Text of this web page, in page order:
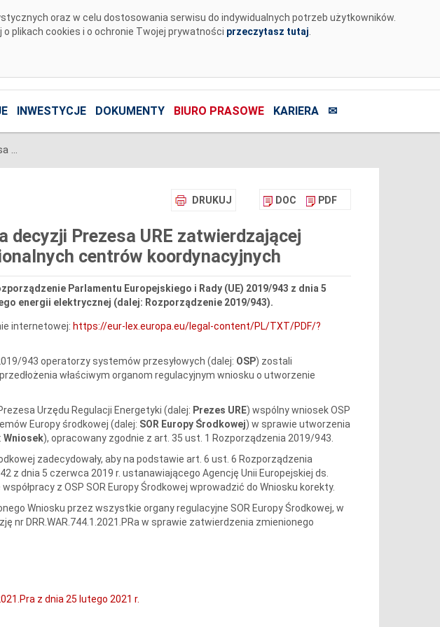
oraz w celu dostosowania serwisu do indywidualnych potrzeb użytkowników.
plikach cookies i o ochronie Twojej prywatności przeczytasz tutaj
INWESTYCJE DOKUMENTY BIURO PRASOWE KARIERA ✉
Informacja OSP dotycząca decyzji Prezesa URE zatwierdzającej wniosek o utworzenie regionalnych centrów koordynacyjnych
DRUKUJ DOC PDF
decyzji Prezesa URE zatwierdzającej
centrów koordynacyjnych
Parlamentu Europejskiego i Rady (UE) 2019/943 z dnia 5
energii elektrycznej (dalej: Rozporządzenie 2019/943).
internetowej: https://eur-lex.europa.eu/legal-content/PL/TXT/PDF/?
943 operatorzy systemów przesyłowych (dalej: OSP) zostali
właściwym organom regulacyjnym wniosku o utworzenie
Urzędu Regulacji Energetyki (dalej: Prezes URE) wspólny wniosek OSP
Europy środkowej (dalej: SOR Europy Środkowej) w sprawie utworzenia
Wniosek), opracowany zgodnie z art. 35 ust. 1 Rozporządzenia 2019/943.
zadecydowały, aby na podstawie art. 6 ust. 6 Rozporządzenia
z dnia 5 czerwca 2019 r. ustanawiającego Agencję Unii Europejskiej ds.
z OSP SOR Europy Środkowej wprowadzić do Wniosku korekty.
Wniosku przez wszystkie organy regulacyjne SOR Europy Środkowej, w
nr DRR.WAR.744.1.2021.PRa w sprawie zatwierdzenia zmienionego
z dnia 25 lutego 2021 r.